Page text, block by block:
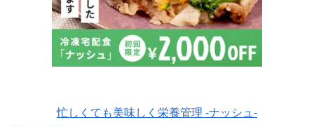
忙しくても美味しく栄養管理 -ナッシュ-